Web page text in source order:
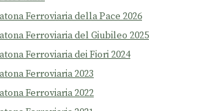
Ferroviaria della Pace 2026
Ferroviaria del Giubileo 2025
Ferroviaria dei Fiori 2024
Ferroviaria 2023
Ferroviaria 2022